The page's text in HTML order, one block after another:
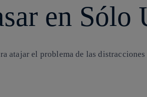
en Sólo
atajar el problema de las